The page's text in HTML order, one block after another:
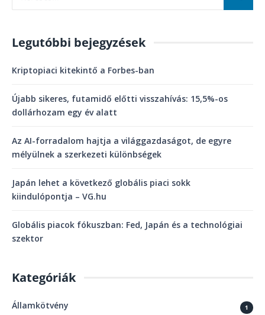
Legutóbbi bejegyzések
Kriptopiaci kitekintő a Forbes-ban
Újabb sikeres, futamidő előtti visszahívás: 15,5%-os
dollárhozam egy év alatt
Az AI-forradalom hajtja a világgazdaságot, de egyre
mélyülnek a szerkezeti különbségek
Japán lehet a következő globális piaci sokk
kiindulópontja – VG.hu
Globális piacok fókuszban: Fed, Japán és a technológiai
szektor
Kategóriák
Államkötvény 1